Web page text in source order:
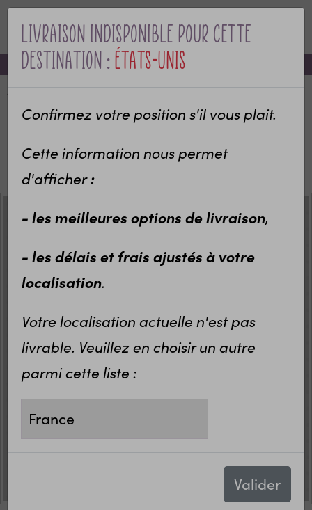
MENU
-10% sur votre première commande avec le code bienvenue
Livraison indisponible pour cette
destination :États-Unis
Confirmez votre position s'il vous plait.
Cette information nous permet
d'afficher:
- les meilleures options de livraison,
- les délais et frais ajustés à votre
localisation.
Votre localisation actuelle n'est pas
livrable. Veuillez en choisir un autre
parmi cette liste :
Valider
Pour compléter
Cape de bain personnalisée en
prénom | modèle Nuages
Bracelet gravé enfant
bois Naissance Nuage | Idée
maman
Maison & décoration
Affiches et posters de décoration
Affiche Nuage Rose personnalisée pour chambre
d’enfant avec prénom